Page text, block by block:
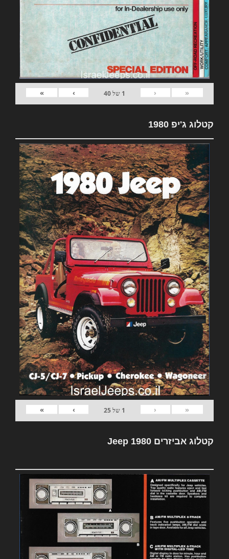
«
‹
1 של40
›
»
קטלוג ג'יפ 1980
«
‹
1 של25
›
»
קטלוג אביזרים Jeep 1980